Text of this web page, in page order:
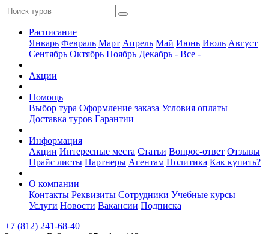
Расписание
Январь Февраль Март Апрель Май Июнь Июль Август
Сентябрь Октябрь Ноябрь Декабрь - Все -
Акции
Помощь
Выбор тура Оформление заказа Условия оплаты
Доставка туров Гарантии
Информация
Акции Интересные места Статьи Вопрос-ответ Отзывы
Прайс листы Партнеры Агентам Политика Как купить?
О компании
Контакты Реквизиты Сотрудники Учебные курсы
Услуги Новости Вакансии Подписка
+7 (812) 241-68-40